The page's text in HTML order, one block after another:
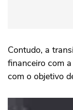
Contudo, a
financeiro com
com o objetivo